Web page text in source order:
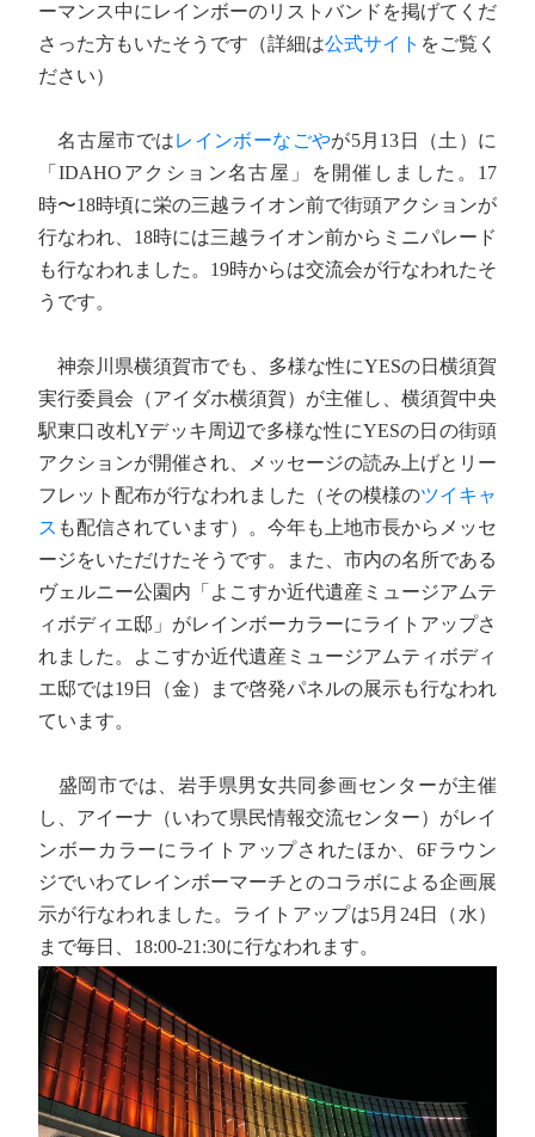
ーマンス中にレインボーのリストバンドを掲げてくだ
さった方もいたそうです（詳細は公式サイト をご覧く
ださい）
名古屋市ではレインボーなごやが5月13日（土）に
「IDAHOアクション名古屋」を開催しました。17
時〜18時頃に栄の三越ライオン前で街頭アクションが
行なわれ、18時には三越ライオン前からミニパレード
も行なわれました。19時からは交流会が行なわれたそ
うです。
神奈川県横須賀市でも、多様な性にYESの日横須賀
実行委員会（アイダホ横須賀）が主催し、横須賀中央
駅東口改札Yデッキ周辺で多様な性にYESの日の街頭
アクションが開催され、メッセージの読み上げとリー
フレット配布が行なわれました（その模様のツイキャ
ス も配信されています）。今年も上地市長からメッセ
ージをいただけたそうです。また、市内の名所である
ヴェルニー公園内「よこすか近代遺産ミュージアムテ
ィボディエ邸」がレインボーカラーにライトアップさ
れました。よこすか近代遺産ミュージアムティボディ
エ邸では19日（金）まで啓発パネルの展示も行なわれ
ています。
盛岡市では、岩手県男女共同参画センターが主催
し、アイーナ（いわて県民情報交流センター）がレイ
ンボーカラーにライトアップされたほか、6Fラウン
ジでいわてレインボーマーチとのコラボによる企画展
示が行なわれました。ライトアップは5月24日（水）
まで毎日、18:00-21:30に行なわれます。